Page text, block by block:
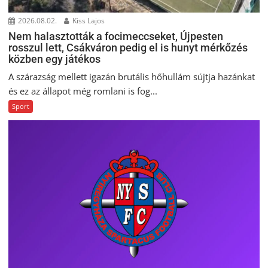
2026.08.02. Kiss Lajos
Nem halasztották a focimeccseket, Újpesten
rosszul lett, Csákváron pedig el is hunyt mérkőzés
közben egy játékos
A szárazság mellett igazán brutális hőhullám sújtja hazánkat
és ez az állapot még romlani is fog...
Sport